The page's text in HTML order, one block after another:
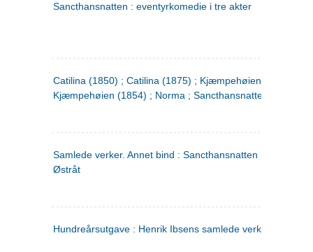
Sancthansnatten : eventyrkomedie i tre akter
Catilina (1850) ; Catilina (1875) ; Kjæmpehøien (1850) ;
Kjæmpehøien (1854) ; Norma ; Sancthansnatten
Samlede verker. Annet bind : Sancthansnatten ; Fru Inger
Østråt
Hundreårsutgave : Henrik Ibsens samlede verker. 2